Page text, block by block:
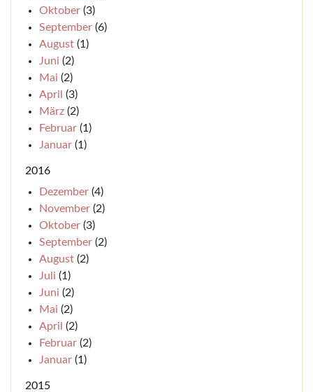
Oktober (3)
September (6)
August (1)
Juni (2)
Mai (2)
April (3)
März (2)
Februar (1)
Januar (1)
2016
Dezember (4)
November (2)
Oktober (3)
September (2)
August (2)
Juli (1)
Juni (2)
Mai (2)
April (2)
Februar (2)
Januar (1)
2015